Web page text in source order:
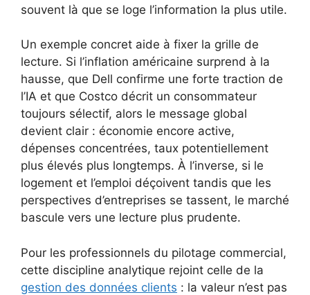
souvent là que se loge l’information la plus utile.
Un exemple concret aide à fixer la grille de
lecture. Si l’inflation américaine surprend à la
hausse, que Dell confirme une forte traction de
l’IA et que Costco décrit un consommateur
toujours sélectif, alors le message global
devient clair : économie encore active,
dépenses concentrées, taux potentiellement
plus élevés plus longtemps. À l’inverse, si le
logement et l’emploi déçoivent tandis que les
perspectives d’entreprises se tassent, le marché
bascule vers une lecture plus prudente.
Pour les professionnels du pilotage commercial,
cette discipline analytique rejoint celle de la
gestion des données clients : la valeur n’est pas